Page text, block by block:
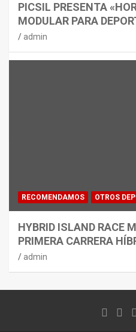
PICSIL PRESENTA
MODULAR PARA
admin
RECOMENDAMOS OTROS
HYBRID ISLAND RACE
PRIMERA CARRERA
admin